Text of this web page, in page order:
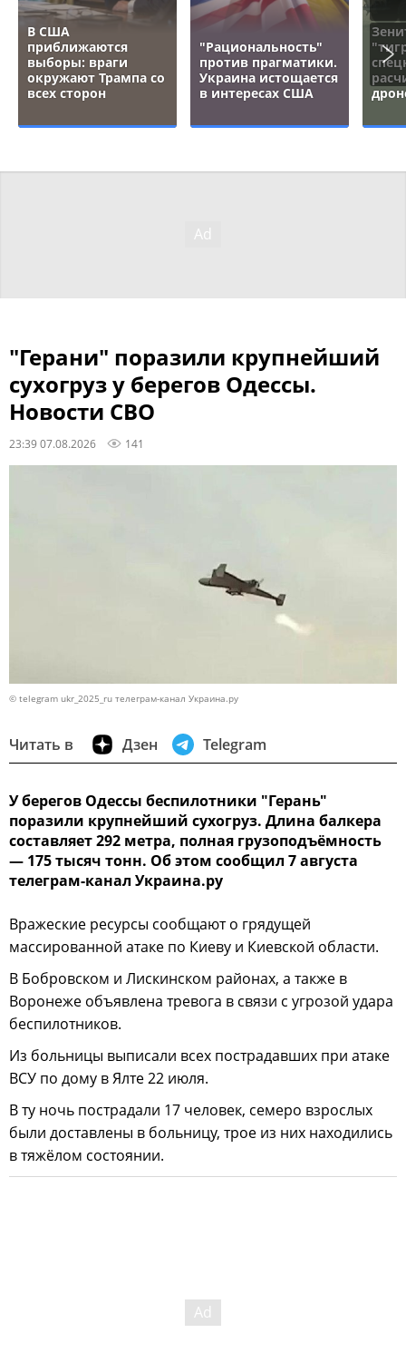
В США
приближаются
выборы: враги
окружают Трампа со
всех сторон
"Рациональность"
против прагматики.
Украина истощается
в интересах США
"Герани" поразили крупнейший
сухогруз у берегов Одессы.
Новости СВО
23:39 07.08.2026 141
© telegram ukr_2025_ru телеграм-канал Украина.ру
Читать в Дзен Telegram
У берегов Одессы беспилотники "Герань"
поразили крупнейший сухогруз. Длина балкера
составляет 292 метра, полная грузоподъёмность
— 175 тысяч тонн. Об этом сообщил 7 августа
телеграм-канал Украина.ру
Вражеские ресурсы сообщают о грядущей
массированной атаке по Киеву и Киевской области.
В Бобровском и Лискинском районах, а также в
Воронеже объявлена тревога в связи с угрозой удара
беспилотников.
Из больницы выписали всех пострадавших при атаке
ВСУ по дому в Ялте 22 июля.
В ту ночь пострадали 17 человек, семеро взрослых
были доставлены в больницу, трое из них находились
в тяжёлом состоянии.